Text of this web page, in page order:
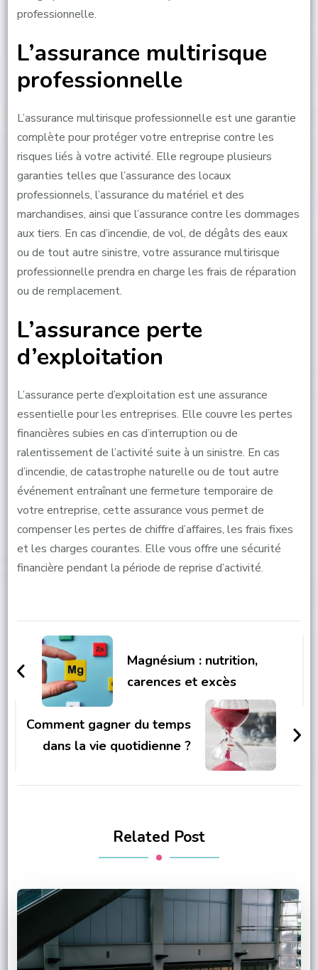
professionnelle.
L’assurance multirisque
professionnelle
L’assurance multirisque professionnelle est une garantie
complète pour protéger votre entreprise contre les
risques liés à votre activité. Elle regroupe plusieurs
garanties telles que l’assurance des locaux
professionnels, l’assurance du matériel et des
marchandises, ainsi que l’assurance contre les dommages
aux tiers. En cas d’incendie, de vol, de dégâts des eaux
ou de tout autre sinistre, votre assurance multirisque
professionnelle prendra en charge les frais de réparation
ou de remplacement.
L’assurance perte
d’exploitation
L’assurance perte d’exploitation est une assurance
essentielle pour les entreprises. Elle couvre les pertes
financières subies en cas d’interruption ou de
ralentissement de l’activité suite à un sinistre. En cas
d’incendie, de catastrophe naturelle ou de tout autre
événement entraînant une fermeture temporaire de
votre entreprise, cette assurance vous permet de
compenser les pertes de chiffre d’affaires, les frais fixes
et les charges courantes. Elle vous offre une sécurité
financière pendant la période de reprise d’activité.
Post
NavigationMagnésium : nutrition,
carences et excès
Comment gagner du temps
dans la vie quotidienne ?
Related Post